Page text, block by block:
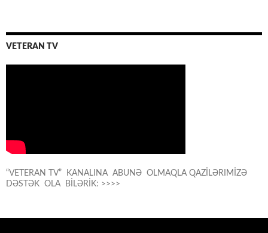
VETERAN TV
“VETERAN TV” KANALINA ABUNƏ OLMAQLA QAZİLƏRIMİZƏ
DƏSTƏK OLA BİLƏRİK: >>>>